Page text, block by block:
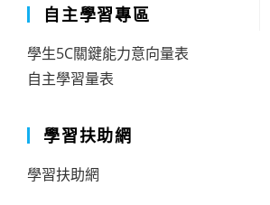
自主學習專區
學生5C關鍵能力意向量表
自主學習量表
學習扶助網
學習扶助網